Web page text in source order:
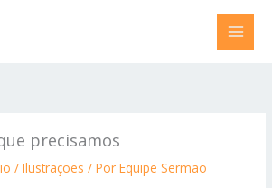
precisamos
/Ilustrações / PorEquipe Sermão